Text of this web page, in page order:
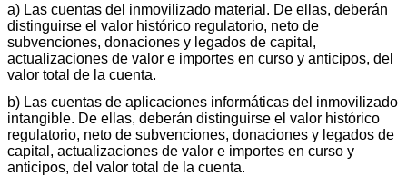
a) Las cuentas del inmovilizado material. De ellas, deberán
distinguirse el valor histórico regulatorio, neto de
subvenciones, donaciones y legados de capital,
actualizaciones de valor e importes en curso y anticipos, del
valor total de la cuenta.
b) Las cuentas de aplicaciones informáticas del inmovilizado
intangible. De ellas, deberán distinguirse el valor histórico
regulatorio, neto de subvenciones, donaciones y legados de
capital, actualizaciones de valor e importes en curso y
anticipos, del valor total de la cuenta.